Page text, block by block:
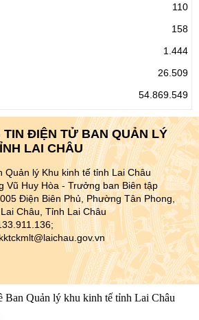
110
158
1.444
26.509
54.869.549
TIN ĐIỆN TỬ BAN QUẢN LÝ
LAI CHÂU
Quản lý Khu kinh tế tỉnh Lai Châu
Vũ Huy Hòa - Trưởng ban Biên tập
Điện Biên Phủ, Phường Tân Phong,
Châu, Tỉnh Lai Châu
Ban Quản lý khu kinh tế tỉnh Lai Châu